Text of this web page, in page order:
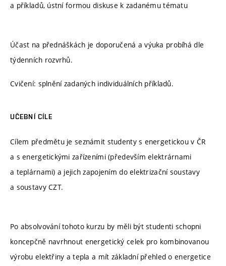
a příkladů, ústní formou diskuse k zadanému tématu
Účast na přednáškách je doporučená a výuka probíhá dle
týdenních rozvrhů.
Cvičení: splnění zadaných individuálních příkladů.
UČEBNÍ CÍLE
Cílem předmětu je seznámit studenty s energetickou v ČR
a s energetickými zařízeními (především elektrárnami
a teplárnami) a jejich zapojením do elektrizační soustavy
a soustavy CZT.
Po absolvování tohoto kurzu by měli být studenti schopni
koncepčně navrhnout energetický celek pro kombinovanou
výrobu elektřiny a tepla a mít základní přehled o energetice